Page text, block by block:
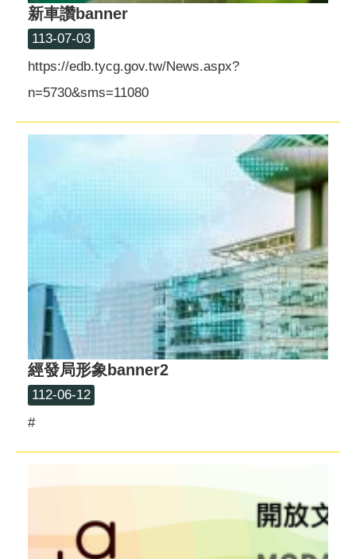
新車讚banner
113-07-03
https://edb.tycg.gov.tw/News.aspx?
n=5730&sms=11080
經發局形象banner2
112-06-12
#